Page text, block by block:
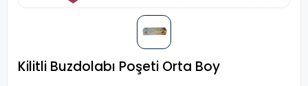
Kilitli Buzdolabı Poşeti Orta Boy